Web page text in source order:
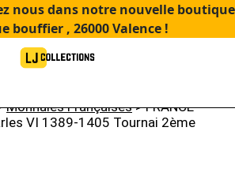
nous dans notre nouvelle boutique
bouffier , 26000 Valence !
Monnaies Françaises> FRANCE –
VI 1389-1405 Tournai 2ème